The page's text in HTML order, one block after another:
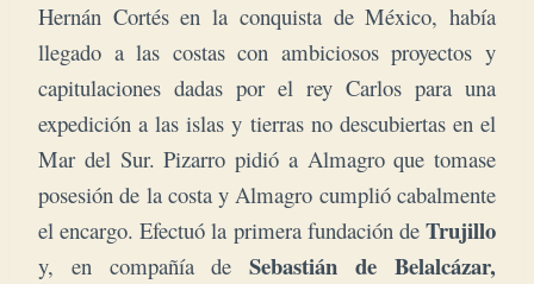
Hernán Cortés en la conquista de México, había
llegado a las costas con ambiciosos proyectos y
capitulaciones dadas por el rey Carlos para una
expedición a las islas y tierras no descubiertas en el
Mar del Sur. Pizarro pidió a Almagro que tomase
posesión de la costa y Almagro cumplió cabalmente
el encargo. Efectuó la primera fundación de Trujillo
y, en compañía deSebastián de Belalcázar,